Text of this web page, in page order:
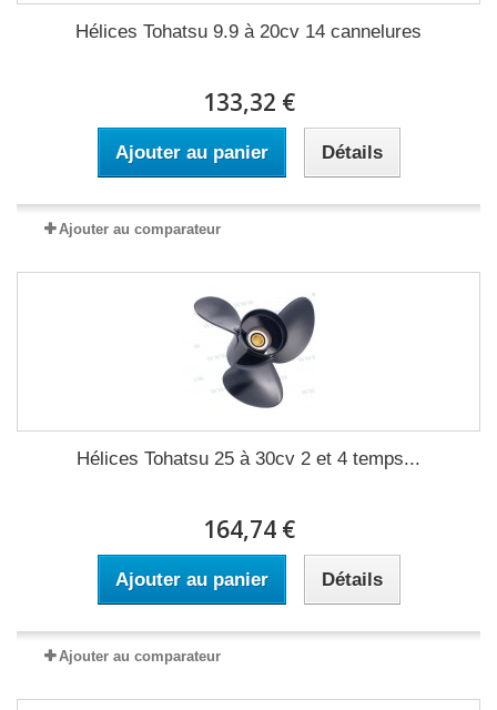
Hélices Tohatsu 9.9 à 20cv 14 cannelures
133,32 €
Ajouter au panier Détails
Ajouter au comparateur
Hélices Tohatsu 25 à 30cv 2 et 4 temps...
164,74 €
Ajouter au panier Détails
Ajouter au comparateur